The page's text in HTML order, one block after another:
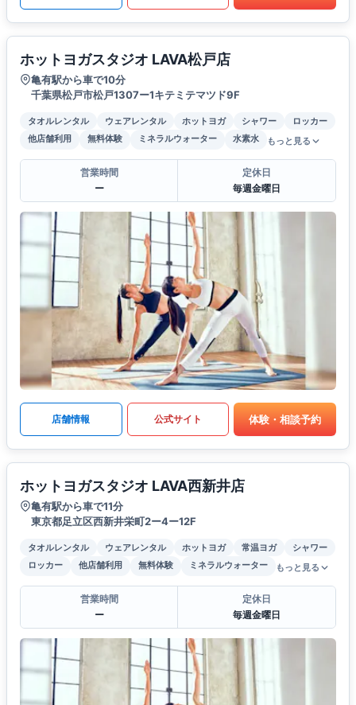
ホットヨガスタジオ LAVA松戸店
亀有駅から車で10分
千葉県松戸市松戸1307ー1キテミテマツド9F
タオルレンタル ウェアレンタル ホットヨガ シャワー
ロッカー
他店舗利用
無料体験 ミネラルウォーター 水素水 もっと見る
営業時間
ー
定休日
毎週金曜日
店舗情報 公式サイト 体験・相談予約
ホットヨガスタジオ LAVA西新井店
亀有駅から車で11分
東京都足立区西新井栄町2ー4ー12F
タオルレンタル ウェアレンタル ホットヨガ 常温ヨガ
シャワー
ロッカー
他店舗利用 無料体験 ミネラルウォーター もっと見る
営業時間
ー
定休日
毎週金曜日